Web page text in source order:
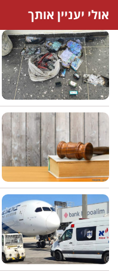
אולי יעניין אותך